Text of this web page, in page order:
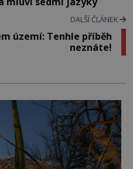
DALŠÍ ČLÁNEK
území: Tenhle příběh
neznáte!